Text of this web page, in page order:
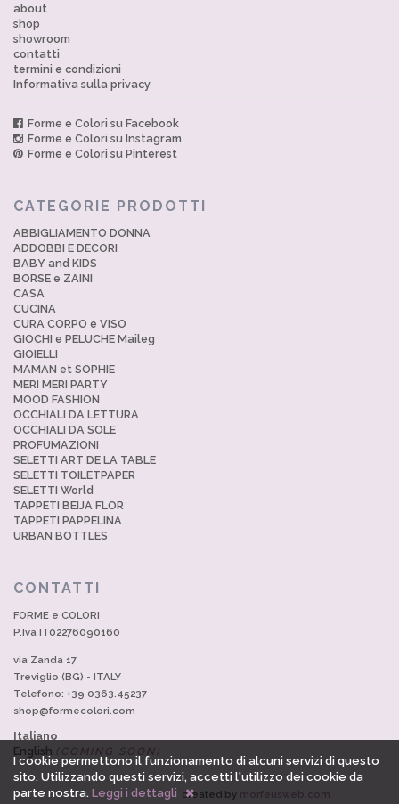
about
shop
showroom
contatti
termini e condizioni
Informativa sulla privacy
Forme e Colori su Facebook
Forme e Colori su Instagram
Forme e Colori su Pinterest
CATEGORIE PRODOTTI
ABBIGLIAMENTO DONNA
ADDOBBI E DECORI
BABY and KIDS
BORSE e ZAINI
CASA
CUCINA
CURA CORPO e VISO
GIOCHI e PELUCHE Maileg
GIOIELLI
MAMAN et SOPHIE
MERI MERI PARTY
MOOD FASHION
OCCHIALI DA LETTURA
OCCHIALI DA SOLE
PROFUMAZIONI
SELETTI ART DE LA TABLE
SELETTI TOILETPAPER
SELETTI World
TAPPETI BEIJA FLOR
TAPPETI PAPPELINA
URBAN BOTTLES
CONTATTI
FORME e COLORI
P.Iva IT02276090160
via Zanda 17
Treviglio (BG) - ITALY
Telefono: +39 0363.45237
shop@formecolori.com
Italiano
English (COMING SOON)
created by morfeusweb.com
I cookie permettono il funzionamento di alcuni servizi di questo
sito. Utilizzando questi servizi, accetti l'utilizzo dei cookie da
parte nostra. Leggi i dettagli